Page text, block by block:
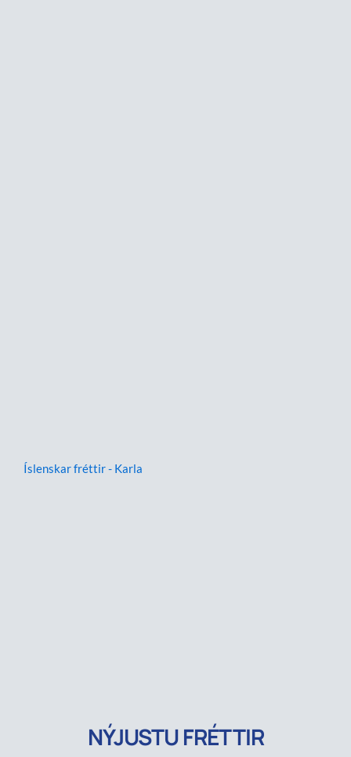
Íslenskar fréttir - Karla
NÝJUSTU FRÉTTIR